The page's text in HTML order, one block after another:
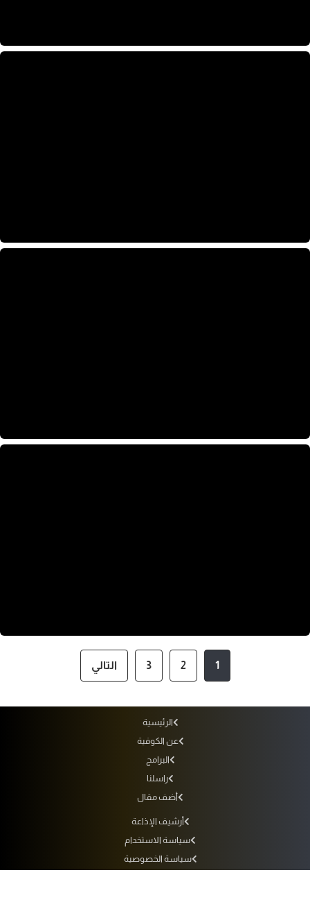
1
2
3 التالي
الرئيسية
عن الكوفية
البرامج
راسلنا
أضف مقال
أرشيف الإذاعة
سياسة الاستخدام
سياسة الخصوصية